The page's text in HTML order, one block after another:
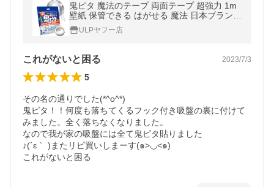
鬼ピタ 魔法のテープ 両面テープ 超強力 1m
壁紙 保管できる はがせる 魔法 日本ブランド
正規品 強力両面テープ 透明 ガラス タイル
ULPヤフー店
これがないと困る 2023/7/3
5
その名の通りでした(*^o^*)
鬼ピタ！！何度も落ちてくるフック付き吸盤の裏に付けて
みました。全く落ちなくなりました。
なので我が家の吸盤には全て鬼ピタ貼りました
♪(´ε｀ )またリピ買いしまーす(๑>◡<๑)
これがないと困る